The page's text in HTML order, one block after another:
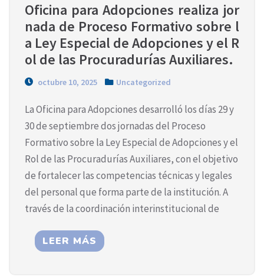
Oficina para Adopciones realiza jor
nada de Proceso Formativo sobre l
a Ley Especial de Adopciones y el R
ol de las Procuradurías Auxiliares.
octubre 10, 2025 Uncategorized
La Oficina para Adopciones desarrolló los días 29 y
30 de septiembre dos jornadas del Proceso
Formativo sobre la Ley Especial de Adopciones y el
Rol de las Procuradurías Auxiliares, con el objetivo
de fortalecer las competencias técnicas y legales
del personal que forma parte de la institución. A
través de la coordinación interinstitucional de